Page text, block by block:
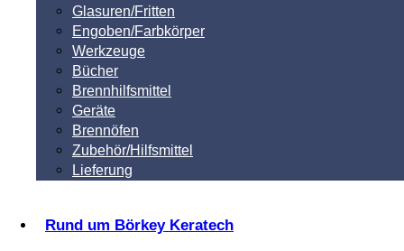
Glasuren/Fritten
Engoben/Farbkörper
Werkzeuge
Bücher
Brennhilfsmittel
Geräte
Brennöfen
Zubehör/Hilfsmittel
Lieferung
Rund um Börkey Keratech